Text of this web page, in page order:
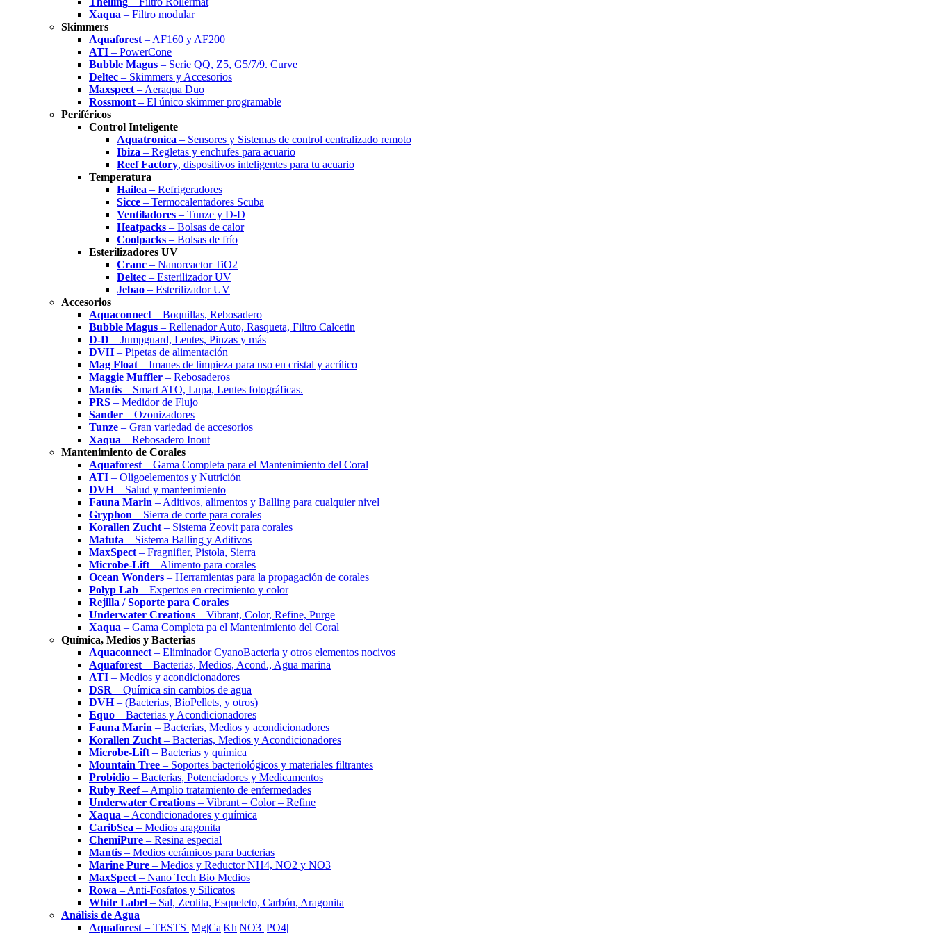
Xaqua – Filtro modular
Skimmers
Aquaforest – AF160 y AF200
ATI – PowerCone
Bubble Magus – Serie QQ, Z5, G5/7/9. Curve
Deltec – Skimmers y Accesorios
Maxspect – Aeraqua Duo
Rossmont – El único skimmer programable
Periféricos
Control Inteligente
Aquatronica – Sensores y Sistemas de control centralizado remoto
Ibiza – Regletas y enchufes para acuario
Reef Factory, dispositivos inteligentes para tu acuario
Temperatura
Hailea – Refrigeradores
Sicce – Termocalentadores Scuba
Ventiladores – Tunze y D-D
Heatpacks – Bolsas de calor
Coolpacks – Bolsas de frío
Esterilizadores UV
Cranc – Nanoreactor TiO2
Deltec – Esterilizador UV
Jebao – Esterilizador UV
Accesorios
Aquaconnect – Boquillas, Rebosadero
Bubble Magus – Rellenador Auto, Rasqueta, Filtro Calcetin
D-D – Jumpguard, Lentes, Pinzas y más
DVH– Pipetas de alimentación
Mag Float – Imanes de limpieza para uso en cristal y acrílico
Maggie Muffler – Rebosaderos
Mantis – Smart ATO, Lupa, Lentes fotográficas.
PRS – Medidor de Flujo
Sander – Ozonizadores
Tunze – Gran variedad de accesorios
Xaqua – Rebosadero Inout
Mantenimiento de Corales
Aquaforest – Gama Completa para el Mantenimiento del Coral
ATI – Oligoelementos y Nutrición
DVH– Salud y mantenimiento
Fauna Marin – Aditivos, alimentos y Balling para cualquier nivel
Gryphon – Sierra de corte para corales
Korallen Zucht – Sistema Zeovit para corales
Matuta – Sistema Balling y Aditivos
MaxSpect – Fragnifier, Pistola, Sierra
Microbe-Lift – Alimento para corales
Ocean Wonders – Herramientas para la propagación de corales
Polyp Lab – Expertos en crecimiento y color
Rejilla / Soporte para Corales
Underwater Creations – Vibrant, Color, Refine, Purge
Xaqua – Gama Completa pa el Mantenimiento del Coral
Química, Medios y Bacterias
Aquaconnect – Eliminador CyanoBacteria y otros elementos nocivos
Aquaforest – Bacterias, Medios, Acond., Agua marina
ATI – Medios y acondicionadores
DSR – Química sin cambios de agua
DVH– (Bacterias, BioPellets, y otros)
Equo – Bacterias y Acondicionadores
Fauna Marin – Bacterias, Medios y acondicionadores
Korallen Zucht – Bacterias, Medios y Acondicionadores
Microbe-Lift – Bacterias y química
Mountain Tree – Soportes bacteriológicos y materiales filtrantes
Probidio – Bacterias, Potenciadores y Medicamentos
Ruby Reef– Amplio tratamiento de enfermedades
Underwater Creations – Vibrant – Color – Refine
Xaqua – Acondicionadores y química
CaribSea – Medios aragonita
ChemiPure – Resina especial
Mantis – Medios cerámicos para bacterias
Marine Pure – Medios y Reductor NH4, NO2 y NO3
MaxSpect – Nano Tech Bio Medios
Rowa – Anti-Fosfatos y Silicatos
White Label – Sal, Zeolita, Esqueleto, Carbón, Aragonita
Análisis de Agua
Aquaforest – TESTS |Mg|Ca|Kh|NO3 |PO4|